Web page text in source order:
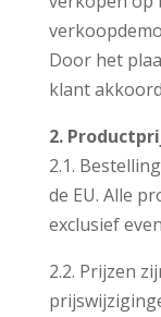
Door het
klant
2.
2.1.
de EU. Alle
exclusief
2.2. Prijzen